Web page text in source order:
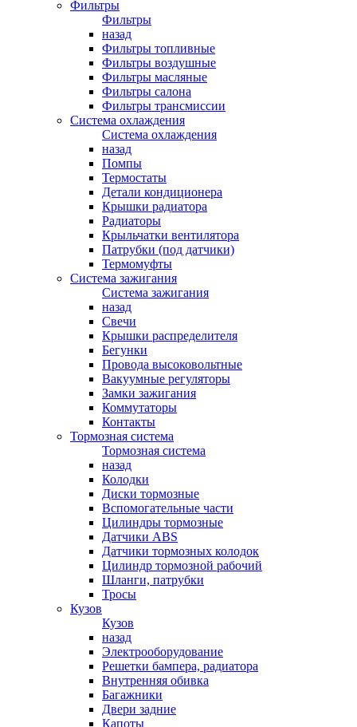
Фильтры
Фильтры
назад
Фильтры топливные
Фильтры воздушные
Фильтры масляные
Фильтры салона
Фильтры трансмиссии
Система охлаждения
Система охлаждения
назад
Помпы
Термостаты
Детали кондиционера
Крышки радиатора
Радиаторы
Крыльчатки вентилятора
Патрубки (под датчики)
Термомуфты
Система зажигания
Система зажигания
назад
Свечи
Крышки распределителя
Бегунки
Провода высоковольтные
Вакуумные регуляторы
Замки зажигания
Коммутаторы
Контакты
Тормозная система
Тормозная система
назад
Колодки
Диски тормозные
Вспомогательные части
Цилиндры тормозные
Датчики ABS
Датчики тормозных колодок
Цилиндр тормозной рабочий
Шланги, патрубки
Тросы
Кузов
Кузов
назад
Электрооборудование
Решетки бампера, радиатора
Внутренняя обивка
Багажники
Двери задние
Капоты